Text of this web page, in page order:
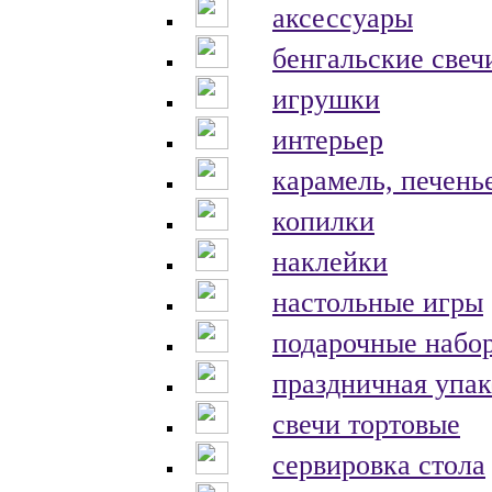
аксессуары
бенгальские
игрушки
интерьер
карамель,
копилки
наклейки
настольные игры
подарочные
праздничная
свечи тортовые
сервировка стола